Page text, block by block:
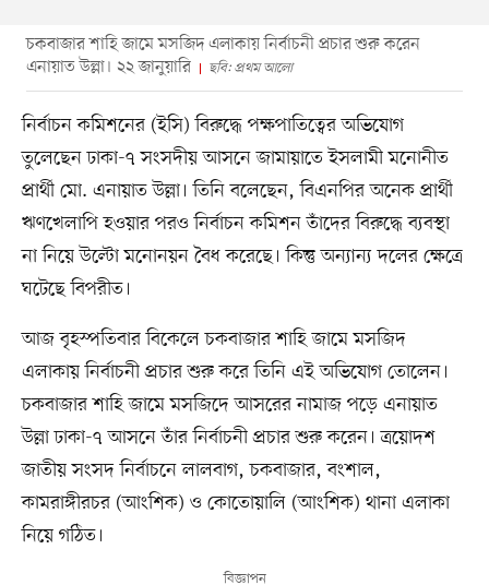
চকবাজার শাহি জামে মসজিদ এলাকায় নির্বাচনী প্রচার শুরু করেন
এনায়াত উল্লা। ২২ জানুয়ারি
ছবি: প্রথম আলো
নির্বাচন কমিশনের (ইসি) বিরুদ্ধে পক্ষপাতিত্বের অভিযোগ
তুলেছেন ঢাকা-৭ সংসদীয় আসনে জামায়াতে ইসলামী মনোনীত
প্রার্থী মো. এনায়াত উল্লা। তিনি বলেছেন, বিএনপির অনেক প্রার্থী
ঋণখেলাপি হওয়ার পরও নির্বাচন কমিশন তাঁদের বিরুদ্ধে ব্যবস্থা
না নিয়ে উল্টো মনোনয়ন বৈধ করেছে। কিন্তু অন্যান্য দলের ক্ষেত্রে
ঘটেছে বিপরীত।
আজ বৃহস্পতিবার বিকেলে চকবাজার শাহি জামে মসজিদ
এলাকায় নির্বাচনী প্রচার শুরু করে তিনি এই অভিযোগ তোলেন।
চকবাজার শাহি জামে মসজিদে আসরের নামাজ পড়ে এনায়াত
উল্লা ঢাকা-৭ আসনে তাঁর নির্বাচনী প্রচার শুরু করেন। ত্রয়োদশ
জাতীয় সংসদ নির্বাচনে লালবাগ, চকবাজার, বংশাল,
কামরাঙ্গীরচর (আংশিক) ও কোতোয়ালি (আংশিক) থানা এলাকা
নিয়ে গঠিত।